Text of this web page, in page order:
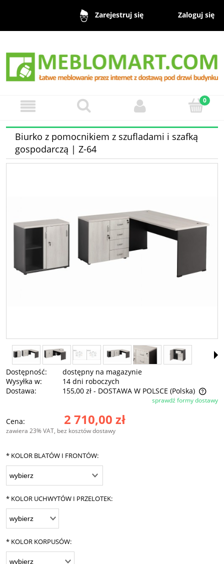
Zarejestruj się Zaloguj się
Biurko z pomocnikiem z szufladami i szafką
gospodarczą | Z-64
Dostępność:
dostępny na magazynie
Wysyłka w:
14 dni roboczych
Dostawa:
155,00 zł - DOSTAWA W POLSCE (Polska)
Cena nie zawiera ewentualnych kosztów płatnościsprawdź formy dostawy
Cena: 2 710,00 zł
zawiera 23% VAT, bez kosztów dostawy
* KOLOR BLATÓW I FRONTÓW:
* KOLOR UCHWYTÓW I PRZELOTEK:
* KOLOR KORPUSÓW: